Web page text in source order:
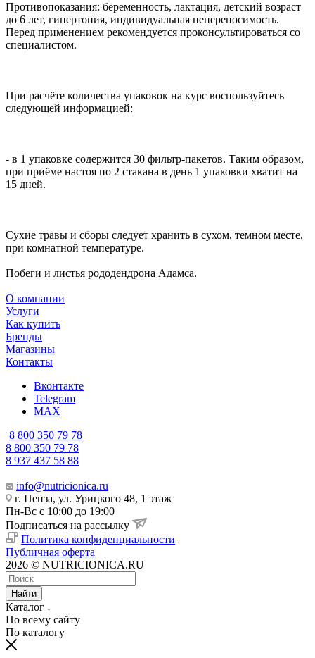
Противопоказания: беременность, лактация, детский возраст
до 6 лет, гипертония, индивидуальная непереносимость.
Перед применением рекомендуется проконсультироваться со
специалистом.
При расчёте количества упаковок на курс воспользуйтесь
следующей информацией:
- в 1 упаковке содержится 30 фильтр-пакетов. Таким образом,
при приёме настоя по 2 стакана в день 1 упаковки хватит на
15 дней.
Сухие травы и сборы следует хранить в сухом, темном месте,
при комнатной температуре.
Побеги и листья рододендрона Адамса.
О компании
Услуги
Как купить
Бренды
Магазины
Контакты
Вконтакте
Telegram
MAX
8 800 350 79 78
8 800 350 79 78
8 937 437 58 88
info@nutricionica.ru
г. Пенза, ул. Урицкого 48, 1 этаж
Пн-Вс с 10:00 до 19:00
Подписаться на рассылку
Политика конфиденциальности
Публичная оферта
2026 © NUTRICIONICA.RU
Найти
Каталог
По всему сайту
По каталогу